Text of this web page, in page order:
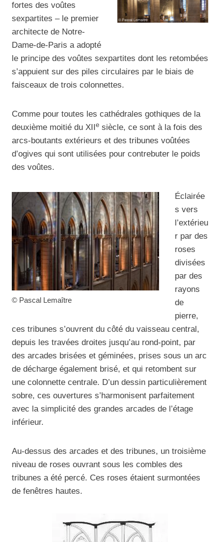
fortes des voûtes
sexpartites – le premier
architecte de Notre-
Dame-de-Paris a adopté
le principe des voûtes sexpartites dont les retombées
s’appuient sur des piles circulaires par le biais de
faisceaux de trois colonnettes.
Comme pour toutes les cathédrales gothiques de la
deuxième moitié du XIIe siècle, ce sont à la fois des
arcs-boutants extérieurs et des tribunes voûtées
d’ogives qui sont utilisées pour contrebuter le poids
des voûtes.
© Pascal Lemaître
Éclairée
s vers
l’extérieu
r par des
roses
divisées
par des
rayons
de
pierre,
ces tribunes s’ouvrent du côté du vaisseau central,
depuis les travées droites jusqu’au rond-point, par
des arcades brisées et géminées, prises sous un arc
de décharge également brisé, et qui retombent sur
une colonnette centrale. D’un dessin particulièrement
sobre, ces ouvertures s’harmonisent parfaitement
avec la simplicité des grandes arcades de l’étage
inférieur.
Au-dessus des arcades et des tribunes, un troisième
niveau de roses ouvrant sous les combles des
tribunes a été percé. Ces roses étaient surmontées
de fenêtres hautes.